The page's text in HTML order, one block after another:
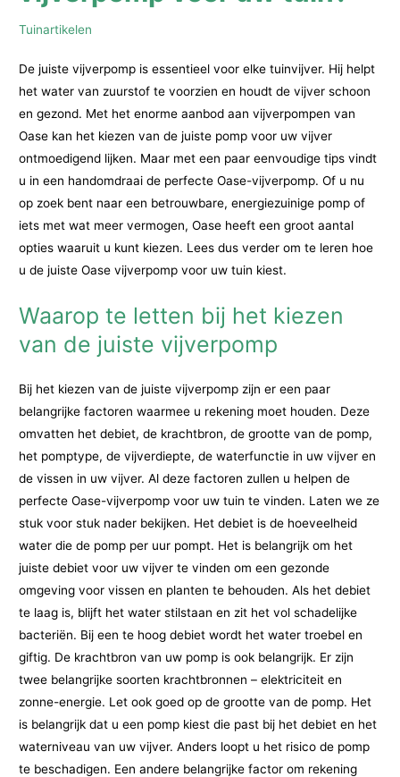
Tuinartikelen
De juiste vijverpomp is essentieel voor elke tuinvijver. Hij helpt
het water van zuurstof te voorzien en houdt de vijver schoon
en gezond. Met het enorme aanbod aan vijverpompen van
Oase kan het kiezen van de juiste pomp voor uw vijver
ontmoedigend lijken. Maar met een paar eenvoudige tips vindt
u in een handomdraai de perfecte Oase-vijverpomp. Of u nu
op zoek bent naar een betrouwbare, energiezuinige pomp of
iets met wat meer vermogen, Oase heeft een groot aantal
opties waaruit u kunt kiezen. Lees dus verder om te leren hoe
u de juiste Oase vijverpomp voor uw tuin kiest.
Waarop te letten bij het kiezen
van de juiste vijverpomp
Bij het kiezen van de juiste vijverpomp zijn er een paar
belangrijke factoren waarmee u rekening moet houden. Deze
omvatten het debiet, de krachtbron, de grootte van de pomp,
het pomptype, de vijverdiepte, de waterfunctie in uw vijver en
de vissen in uw vijver. Al deze factoren zullen u helpen de
perfecte Oase-vijverpomp voor uw tuin te vinden. Laten we ze
stuk voor stuk nader bekijken. Het debiet is de hoeveelheid
water die de pomp per uur pompt. Het is belangrijk om het
juiste debiet voor uw vijver te vinden om een gezonde
omgeving voor vissen en planten te behouden. Als het debiet
te laag is, blijft het water stilstaan en zit het vol schadelijke
bacteriën. Bij een te hoog debiet wordt het water troebel en
giftig. De krachtbron van uw pomp is ook belangrijk. Er zijn
twee belangrijke soorten krachtbronnen – elektriciteit en
zonne-energie. Let ook goed op de grootte van de pomp. Het
is belangrijk dat u een pomp kiest die past bij het debiet en het
waterniveau van uw vijver. Anders loopt u het risico de pomp
te beschadigen. Een andere belangrijke factor om rekening